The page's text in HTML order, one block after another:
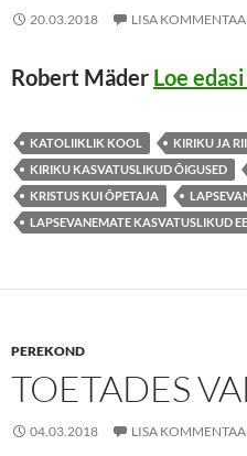
20.03.2018 LISA
Robert Mäder Loe edasi
KATOLIIKLIK KOOL
KIRIKU JA
KIRIKU KASVATUSLIKUD ÕIGUSED
KRISTUS KUI ÕPETAJA
LAPSEVANEMATE KASVATUSLIKUD
PEREKOND
TOETADES
04.03.2018 LISA